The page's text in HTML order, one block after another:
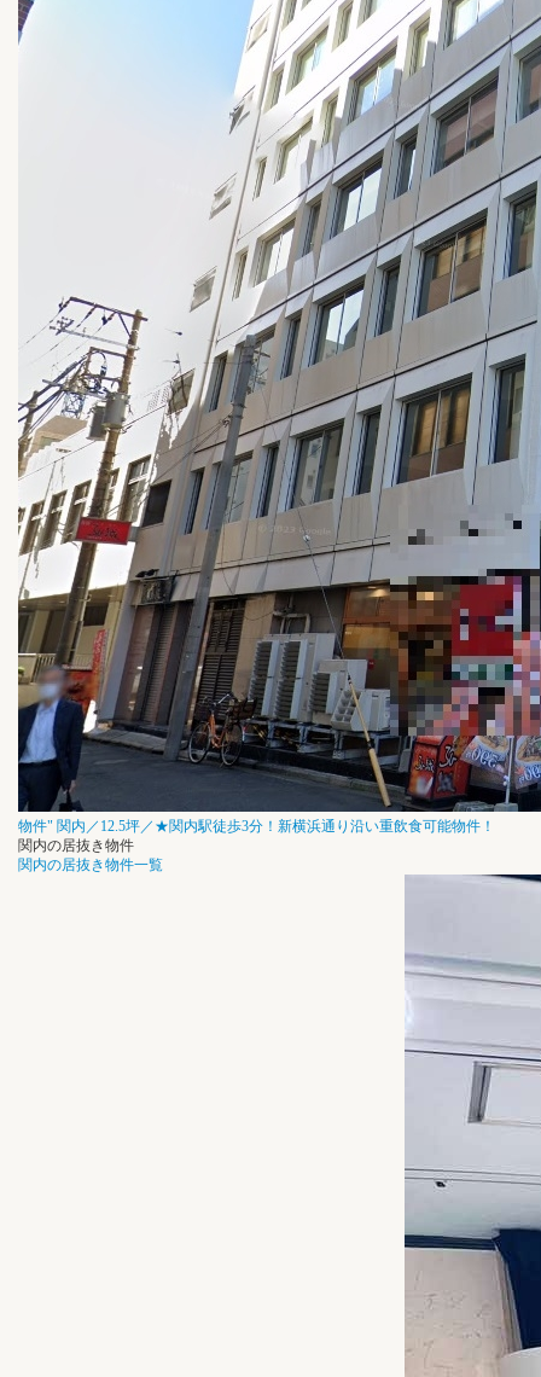
物件" 関内／12.5坪／★関内駅徒歩3分！新横浜通り沿い重飲食可能物件！
関内の居抜き物件
関内の居抜き物件一覧